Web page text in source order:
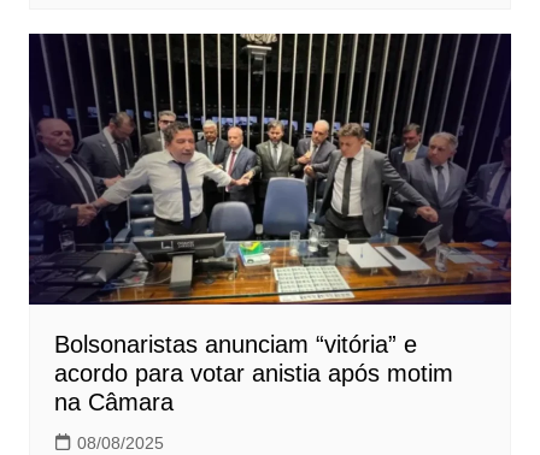
Bolsonaristas anunciam “vitória” e
acordo para votar anistia após motim
na Câmara
08/08/2025